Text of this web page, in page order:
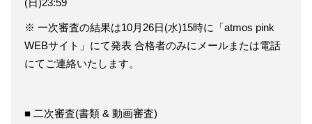
※ 一次審査の結果は10月26日(水)15時に「atmos pink
WEBサイト」にて発表 合格者のみにメールまたは電話
にてご連絡いたします。
■ 二次審査(書類 & 動画審査)